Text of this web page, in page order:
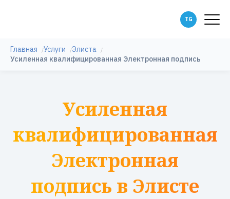
Главная Услуги
Элиста
Усиленная квалифицированная Электронная подпись
Усиленная
квалифицированная
Электронная
подпись в Элисте